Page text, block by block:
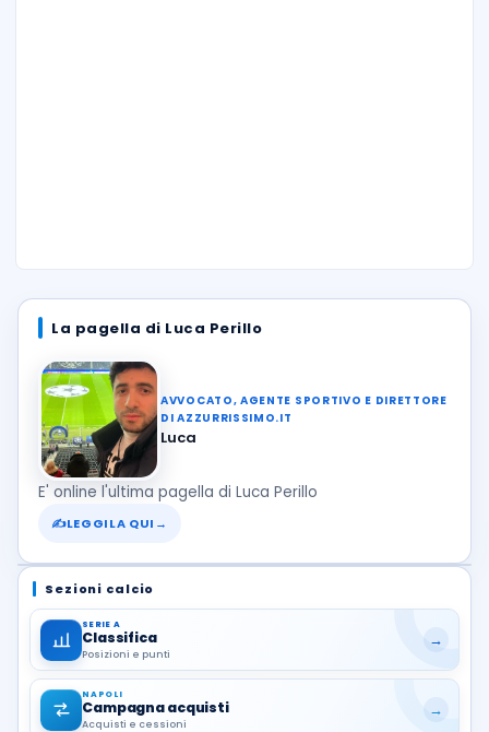
La pagella di Luca Perillo
AVVOCATO, AGENTE SPORTIVO E DIRETTORE
DI AZZURRISSIMO.IT
Luca
E' online l'ultima pagella di Luca Perillo
✍LEGGILA QUI →
Sezioni calcio
SERIE A
Classifica
Posizioni e punti
→
NAPOLI
Campagna acquisti
Acquisti e cessioni
→